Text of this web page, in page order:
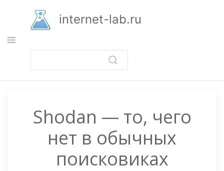
основному
содержанию
internet-lab.ru
Shodan — то, чего
нет в обычных
поисковиках